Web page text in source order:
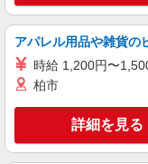
キープ
正社員
株式会社昭栄
慮 ※
交通
アパレル用品や雑貨の
時給 1,200円〜
柏市
詳細を見る